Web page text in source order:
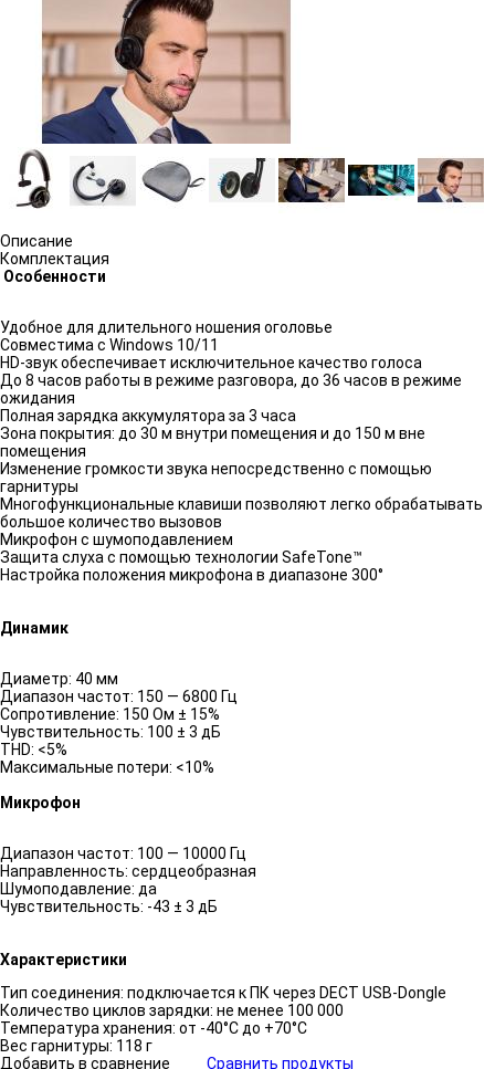
Описание
Комплектация
Особенности
Удобное для длительного ношения оголовье
Совместима с Windows 10/11
HD-звук обеспечивает исключительное качество голоса
До 8 часов работы в режиме разговора, до 36 часов в режиме
ожидания
Полная зарядка аккумулятора за 3 часа
Зона покрытия: до 30 м внутри помещения и до 150 м вне
помещения
Изменение громкости звука непосредственно с помощью
гарнитуры
Многофункциональные клавиши позволяют легко обрабатывать
большое количество вызовов
Микрофон с шумоподавлением
Защита слуха с помощью технологии SafeTone™
Настройка положения микрофона в диапазоне 300°
Динамик
Диаметр: 40 мм
Диапазон частот: 150 — 6800 Гц
Сопротивление: 150 Ом ± 15%
Чувствительность: 100 ± 3 дБ
THD: <5%
Максимальные потери: <10%
Микрофон
Диапазон частот: 100 — 10000 Гц
Направленность: сердцеобразная
Шумоподавление: да
Чувствительность: -43 ± 3 дБ
Характеристики
Тип соединения: подключается к ПК через DECT USB-Dongle
Количество циклов зарядки: не менее 100 000
Температура хранения: от -40°C до +70°C
Вес гарнитуры: 118 г
Добавить в сравнение
Сравнить продукты